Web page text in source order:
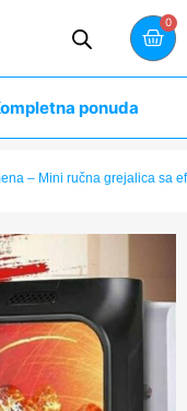
0
ponuda
– Mini ručna grejalica sa